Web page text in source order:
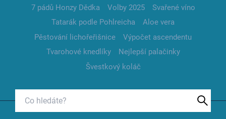
7 pádů Honzy Dědka
Volby 2025
Svařené víno
Tatarák podle Pohlreicha
Aloe vera
Pěstování lichořeřišnice
Výpočet ascendentu
Tvarohové knedlíky
Nejlepší palačinky
Švestkový koláč